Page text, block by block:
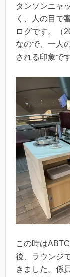
タンソンニャ
く、人の目で
ログです。（
なので、一人
される印象です
この時は
後、ラウンジ
きました。係